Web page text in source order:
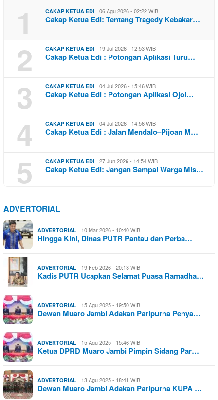
1 CAKAP KETUA EDI 06 Agu 2026 - 02:22 WIB
Cakap Ketua Edi: Tentang Tragedy Kebakar…
2 CAKAP KETUA EDI 19 Jul 2026 - 12:53 WIB
Cakap Ketua Edi : Potongan Aplikasi Turu…
3 CAKAP KETUA EDI 04 Jul 2026 - 15:46 WIB
Cakap Ketua Edi : Potongan Aplikasi Ojol…
4 CAKAP KETUA EDI 04 Jul 2026 - 14:56 WIB
Cakap Ketua Edi : Jalan Mendalo–Pijoan M…
5 CAKAP KETUA EDI 27 Jun 2026 - 14:54 WIB
Cakap Ketua Edi: Jangan Sampai Warga Mis…
ADVERTORIAL
ADVERTORIAL 10 Mar 2026 - 10:40 WIB
Hingga Kini, Dinas PUTR Pantau dan Perba…
ADVERTORIAL 19 Feb 2026 - 20:13 WIB
Kadis PUTR Ucapkan Selamat Puasa Ramadha…
ADVERTORIAL 15 Agu 2025 - 19:50 WIB
Dewan Muaro Jambi Adakan Paripurna Penya…
ADVERTORIAL 15 Agu 2025 - 15:46 WIB
Ketua DPRD Muaro Jambi Pimpin Sidang Par…
ADVERTORIAL 13 Agu 2025 - 18:41 WIB
Dewan Muaro Jambi Adakan Paripurna KUPA …